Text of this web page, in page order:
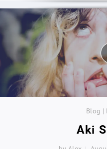
Blog |
Aki